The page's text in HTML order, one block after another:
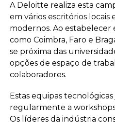
A Deloitte realiza esta
em vários escritórios locais
modernos. Ao estabelecer
como Coimbra, Faro e
se próxima das
opções de espaço de
colaboradores.
Estas equipas
regularmente a
Os líderes da indústria